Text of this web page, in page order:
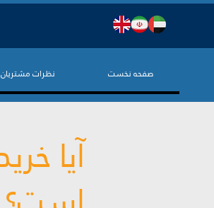
صفحه نخست نظرات مشتریان